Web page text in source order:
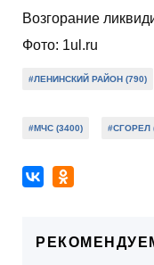
Возгорание
Фото: 1ul.ru
#ЛЕНИНСКИЙ РАЙОН (790)
#МЧС (3400) #СГОРЕЛ